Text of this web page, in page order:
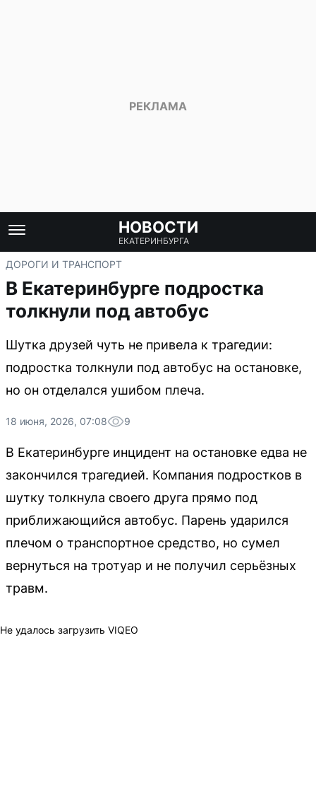
НОВОСТИ
ЕКАТЕРИНБУРГА
ДОРОГИ И ТРАНСПОРТ
В Екатеринбурге подростка
толкнули под автобус
Шутка друзей чуть не привела к трагедии:
подростка толкнули под автобус на остановке,
но он отделался ушибом плеча.
18 июня, 2026, 07:08 9
В Екатеринбурге инцидент на остановке едва не
закончился трагедией. Компания подростков в
шутку толкнула своего друга прямо под
приближающийся автобус. Парень ударился
плечом о транспортное средство, но сумел
вернуться на тротуар и не получил серьёзных
травм.
Не удалось загрузить VIQEO